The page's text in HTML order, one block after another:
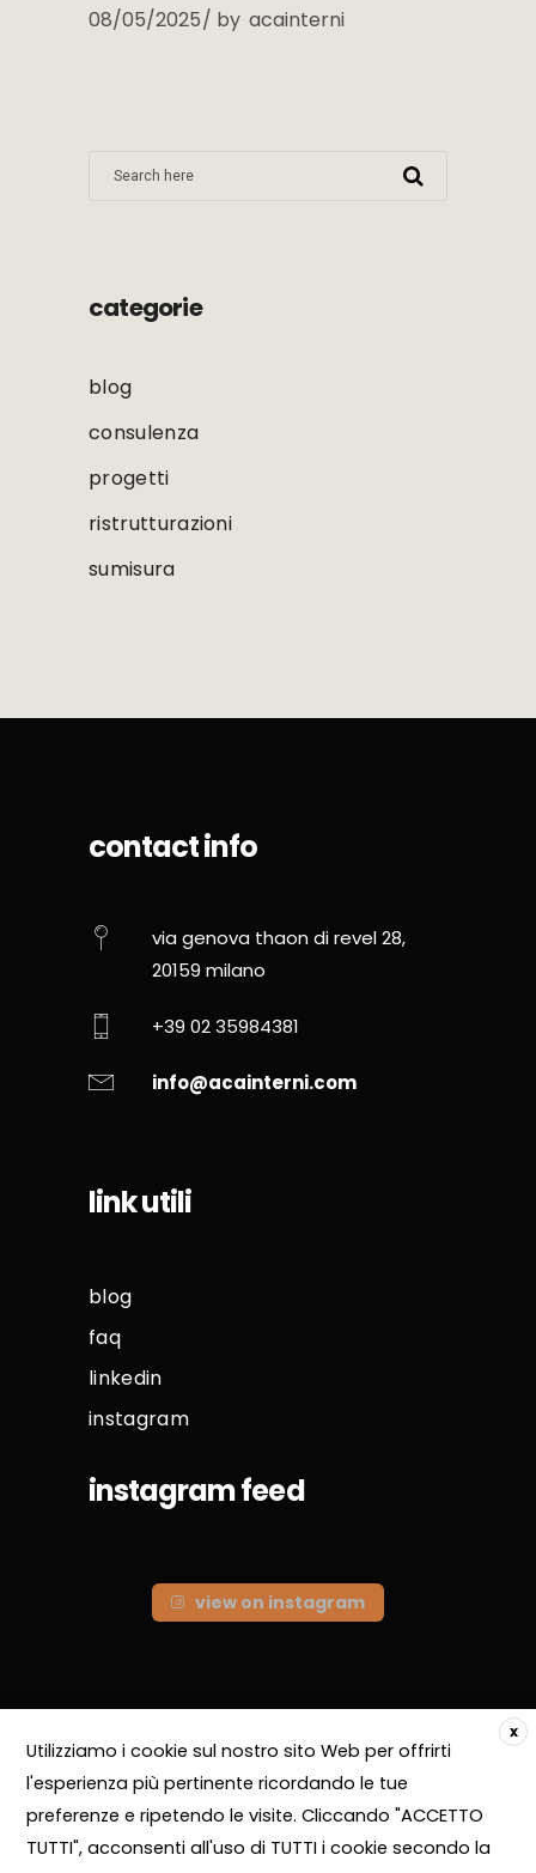
08/05/2025 by acainterni
categorie
blog
consulenza
progetti
ristrutturazioni
sumisura
contact info
via genova thaon di revel 28,
20159 milano
+39 02 35984381
info@acainterni.com
link utili
blog
faq
linkedin
instagram
instagram feed
view on instagram
aca interni s.r.l. - via genova thaon di
revel, 28
20159 milano - p.i. 10548870962 - tutti
x
Utilizziamo i cookie sul nostro sito Web per offrirti
l'esperienza più pertinente ricordando le tue
preferenze e ripetendo le visite. Cliccando "ACCETTO
TUTTI", acconsenti all'uso di TUTTI i cookie secondo la